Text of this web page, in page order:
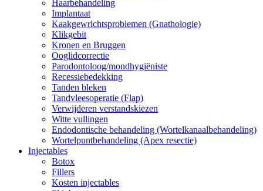
Haarbehandeling
Implantaat
Kaakgewrichtsproblemen (Gnathologie)
Klikgebit
Kronen en Bruggen
Ooglidcorrectie
Parodontoloog/mondhygiëniste
Recessiebedekking
Tanden bleken
Tandvleesoperatie (Flap)
Verwijderen verstandskiezen
Witte vullingen
Endodontische behandeling (Wortelkanaalbehandeling)
Wortelpuntbehandeling (Apex resectie)
Injectables
Botox
Fillers
Kosten injectables